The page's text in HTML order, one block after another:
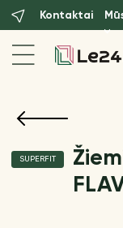
Kontaktai
SUPERFIT